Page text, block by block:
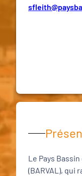
Le Pays Bassin
(BARVAL), qui